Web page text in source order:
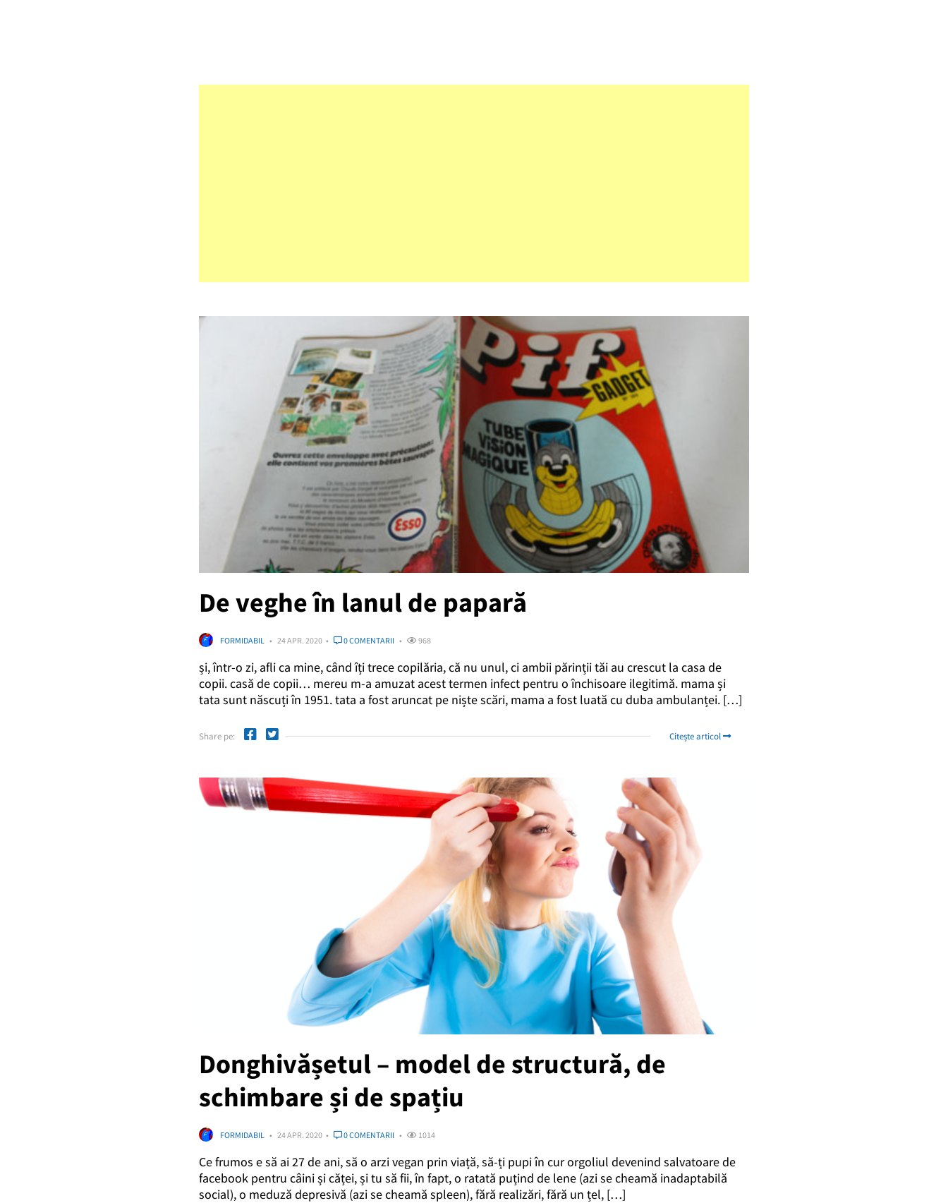
De veghe în lanul de papară
FORMIDABIL 24 APR. 2020 0 COMENTARII 968
și, într-o zi, afli ca mine, când îți trece copilăria, că nu unul, ci ambii părinții tăi au crescut la casa de
copii. casă de copii… mereu m-a amuzat acest termen infect pentru o închisoare ilegitimă. mama și
tata sunt născuți în 1951. tata a fost aruncat pe niște scări, mama a fost luată cu duba ambulanței. […]
Share pe: Citește articol
Donghivășetul – model de structură, de
schimbare și de spațiu
FORMIDABIL 24 APR. 2020 0 COMENTARII 1014
Ce frumos e să ai 27 de ani, să o arzi vegan prin viață, să-ți pupi în cur orgoliul devenind salvatoare de
facebook pentru câini și căței, și tu să fii, în fapt, o ratată puțind de lene (azi se cheamă inadaptabilă
social), o meduză depresivă (azi se cheamă spleen), fără realizări, fără un țel, […]